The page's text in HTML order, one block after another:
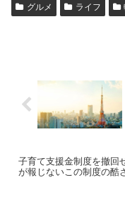
グルメ ライフ
子育て支援金制度を撤回
が報じないこの制度の酷